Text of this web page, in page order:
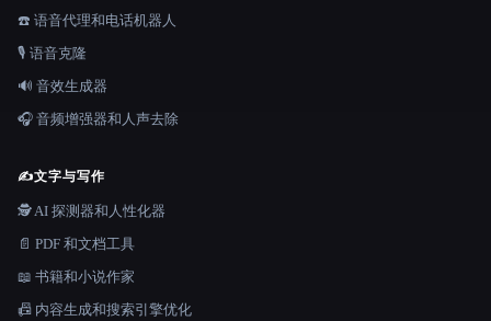
☎️ 语音代理和电话机器人
🎙️ 语音克隆
🔊 音效生成器
🎧 音频增强器和人声去除
✍️文字与写作
🕵️ AI 探测器和人性化器
📄 PDF 和文档工具
📖 书籍和小说作家
📠 内容生成和搜索引擎优化